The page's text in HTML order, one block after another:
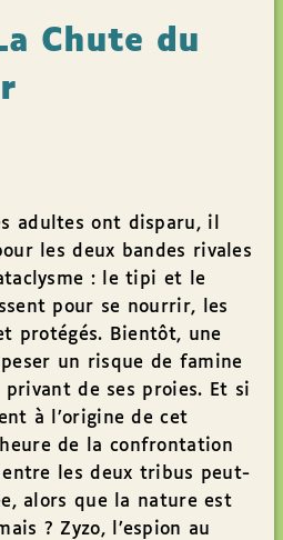
Chute du
adultes ont disparu, il
les deux bandes rivales
: le tipi et le
pour se nourrir, les
protégés. Bientôt, une
un risque de famine
de ses proies. Et si
à l’origine de cet
de la confrontation
les deux tribus peut-
alors que la nature est
? Zyzo, l’espion au